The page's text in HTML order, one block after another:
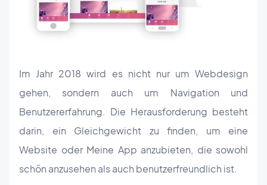
Im Jahr 2018 wird es nicht nur um Webdesign
gehen, sondern auch um Navigation und
Benutzererfahrung. Die Herausforderung besteht
darin, ein Gleichgewicht zu finden, um eine
Website oder Meine App anzubieten, die sowohl
schön anzusehen als auch benutzerfreundlich ist.